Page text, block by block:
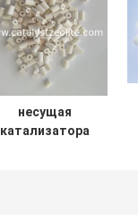
несущая
катализатора